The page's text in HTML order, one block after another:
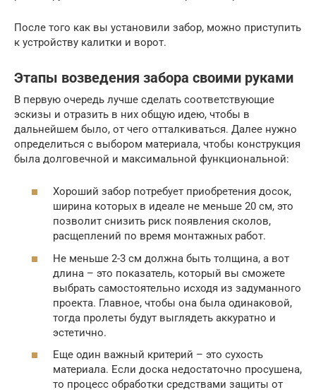
После того как вы установили забор, можно приступить
к устройству калитки и ворот.
Этапы возведения забора своими руками
В первую очередь лучше сделать соответствующие
эскизы и отразить в них общую идею, чтобы в
дальнейшем было, от чего отталкиваться. Далее нужно
определиться с выбором материала, чтобы конструкция
была долговечной и максимальной функциональной:
Хороший забор потребует приобретения досок,
ширина которых в идеале не меньше 20 см, это
позволит снизить риск появления сколов,
расщеплений по время монтажных работ.
Не меньше 2-3 см должна быть толщина, а вот
длина – это показатель, который вы сможете
выбрать самостоятельно исходя из задуманного
проекта. Главное, чтобы она была одинаковой,
тогда пролеты будут выглядеть аккуратно и
эстетично.
Еще один важный критерий – это сухость
материала. Если доска недостаточно просушена,
то процесс обработки средствами защиты от